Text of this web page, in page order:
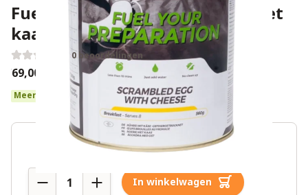
Fuel Your Preparation roerei met
kaas
0 beoordelingen
€69,00
Meer dan 10 op voorraad
Aantal In winkelwagen